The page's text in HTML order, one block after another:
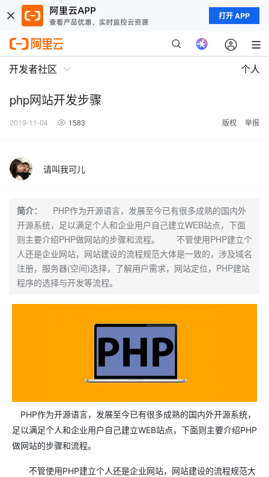
打开 APP
开发者社区 个人
php网站开发步骤
2019-11-04 1583 版权 举报
请叫我可儿
简介：
PHP作为开源语言，发展至今已有很多成熟的国内外
开源系统，足以满足个人和企业用户自己建立WEB站点，下面
则主要介绍PHP做网站的步骤和流程。 不管使用PHP建立个
人还是企业网站，网站建设的流程规范大体是一致的，涉及域名
注册，服务器(空间)选择，了解用户需求，网站定位，PHP建站
程序的选择与开发等流程。
PHP作为开源语言，发展至今已有很多成熟的国内外开源系统，
足以满足个人和企业用户自己建立WEB站点，下面则主要介绍PHP
做网站的步骤和流程。
不管使用PHP建立个人还是企业网站，网站建设的流程规范大